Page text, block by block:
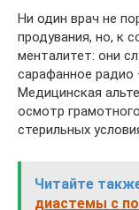
Ни один врач не
продувания, но, к
менталитет: они
сарафанное радио
Медицинская
осмотр
стерильных
Читайте
диастемы с